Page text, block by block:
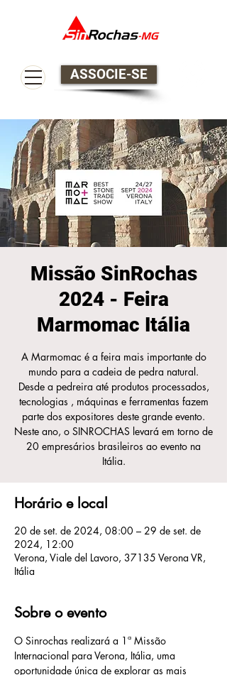
ASSOCIE-SE
Missão SinRochas
2024 - Feira
Marmomac Itália
A Marmomac é a feira mais importante do
mundo para a cadeia de pedra natural.
Desde a pedreira até produtos processados,
tecnologias , máquinas e ferramentas fazem
parte dos expositores deste grande evento.
Neste ano, o SINROCHAS levará em torno de
20 empresários brasileiros ao evento na
Itália.
Horário e local
20 de set. de 2024, 08:00 – 29 de set. de
2024, 12:00
Verona, Viale del Lavoro, 37135 Verona VR,
Itália
Sobre o evento
O Sinrochas realizará a 1ª Missão
Internacional para Verona, Itália, uma
oportunidade única de explorar as mais